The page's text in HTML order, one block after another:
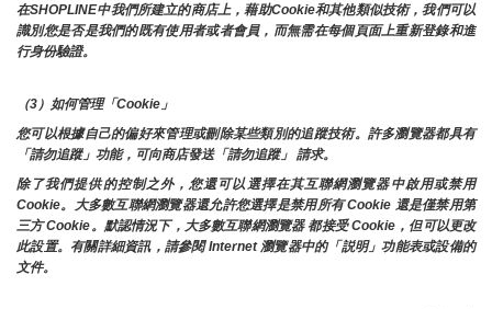
在SHOPLINE中我們所建立的商店上，藉助Cookie和其他類似技術，我們可以
識別您是否是我們的既有使用者或者會員，而無需在每個頁面上重新登錄和進
行身份驗證。
（3）如何管理「Cookie」
您可以根據自己的偏好來管理或刪除某些類別的追蹤技術。許多瀏覽器都具有
「請勿追蹤」功能，可向商店發送「請勿追蹤」 請求。
除了我們提供的控制之外，您還可以選擇在其互聯網瀏覽器中啟用或禁用
Cookie。大多數互聯網瀏覽器還允許您選擇是禁用所有 Cookie 還是僅禁用第
三方 Cookie。默認情況下，大多數互聯網瀏覽器 都接受 Cookie，但可以更改
此設置。有關詳細資訊，請參閱 Internet 瀏覽器中的「説明」功能表或設備的
文件。